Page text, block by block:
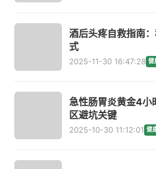
酒后头疼自救指南
式
2025-11-30 16:47:28 健
急性肠胃炎黄金4小
区避坑关键
2025-10-30 11:12:01 健